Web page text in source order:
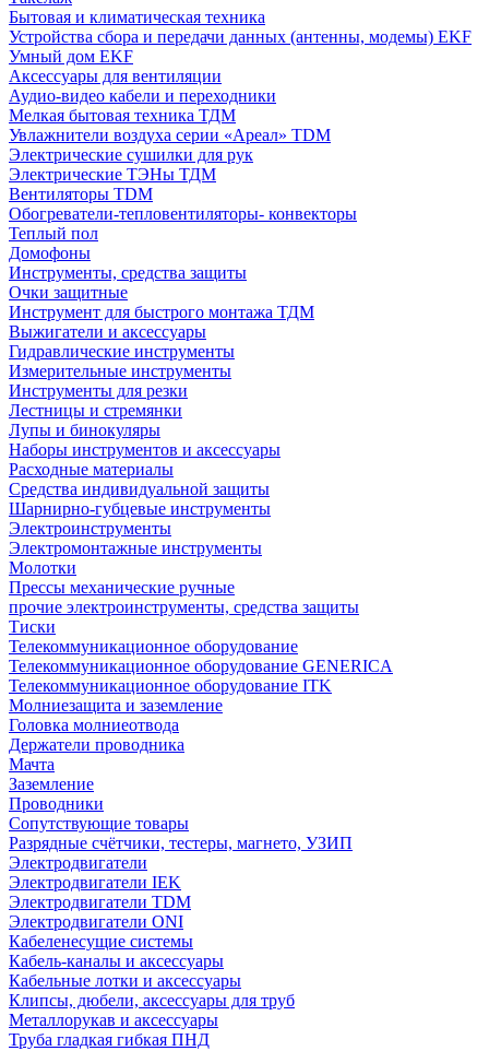
Бытовая и климатическая техника
Устройства сбора и передачи данных (антенны, модемы) EKF
Умный дом EKF
Аксессуары для вентиляции
Аудио-видео кабели и переходники
Мелкая бытовая техника ТДМ
Увлажнители воздуха серии «Ареал» TDM
Электрические сушилки для рук
Электрические ТЭНы ТДМ
Вентиляторы TDM
Обогреватели-тепловентиляторы- конвекторы
Теплый пол
Домофоны
Инструменты, средства защиты
Очки защитные
Инструмент для быстрого монтажа ТДМ
Выжигатели и аксессуары
Гидравлические инструменты
Измерительные инструменты
Инструменты для резки
Лестницы и стремянки
Лупы и бинокуляры
Наборы инструментов и аксессуары
Расходные материалы
Средства индивидуальной защиты
Шарнирно-губцевые инструменты
Электроинструменты
Электромонтажные инструменты
Молотки
Прессы механические ручные
прочие электроинструменты, средства защиты
Тиски
Телекоммуникационное оборудование
Телекоммуникационное оборудование GENERICA
Телекоммуникационное оборудование ITK
Молниезащита и заземление
Головка молниеотвода
Держатели проводника
Мачта
Заземление
Проводники
Сопутствующие товары
Разрядные счётчики, тестеры, магнето, УЗИП
Электродвигатели
Электродвигатели IEK
Электродвигатели TDM
Электродвигатели ONI
Кабеленесущие системы
Кабель-каналы и аксессуары
Кабельные лотки и аксессуары
Клипсы, дюбели, аксессуары для труб
Металлорукав и аксессуары
Труба гладкая гибкая ПНД